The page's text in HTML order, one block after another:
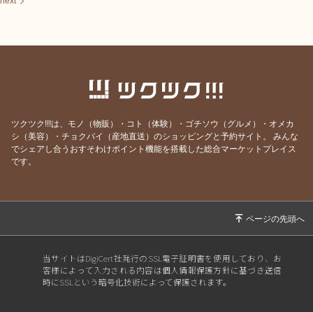
ツクツク!!!は、モノ（物販）・コト（体験）・ゴチソウ（グルメ）・オメカ
シ（美容）・チョクバイ（産地直送）のショッピングと予約サイト。
みんな
でシェアし合うおすそわけポイント機能を搭載した総合マーケットプレイス
です。
当サイトはDigiCert社発行のSSL電子証明書を使用しており、お
客様によって入力される内容は個人情報保護方針に基づき送信
時にSSLという暗号化技術によって保護されます。